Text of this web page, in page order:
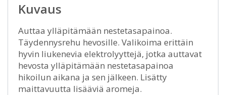
Kuvaus
Auttaa ylläpitämään nestetasapainoa.
Täydennysrehu hevosille. Valikoima erittäin
hyvin liukenevia elektrolyyttejä, jotka auttavat
hevosta ylläpitämään nestetasapainoa
hikoilun aikana ja sen jälkeen. Lisätty
maittavuutta lisääviä aromeja.